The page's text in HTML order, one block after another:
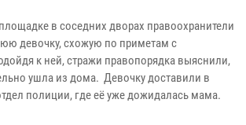
в соседних дворах правоохранители
девочку, схожую по приметам с
к ней, стражи правопорядка выяснили,
ушла из дома. Девочку доставили в
полиции, где её уже дожидалась мама.